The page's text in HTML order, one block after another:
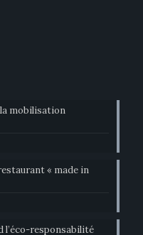
mobilisation
« made in
l’éco-responsabilité